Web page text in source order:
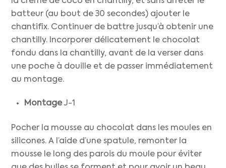
batteur (au bout de 30 secondes) ajouter le
chantifix. Continuer de battre jusqu’à obtenir une
chantilly. Incorporer délicatement le chocolat
fondu dans la chantilly, avant de la verser dans
une poche à douille et de passer immédiatement
au montage.
MontageJ-1
Pocher la mousse au chocolat dans les moules en
silicones. A l’aide d’une spatule, remonter la
mousse le long des parois du moule pour éviter